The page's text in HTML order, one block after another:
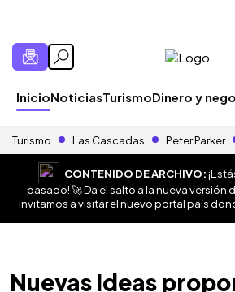
InicioNoticiasTurismoDinero y
Turismo Las Cascadas Peter Parker
CONTENIDO DE ARCHIVO:
pasado! 🚀 Da el salto a la nueva versión
invitamos a visitar el nuevo portal país
Nuevas Ideas